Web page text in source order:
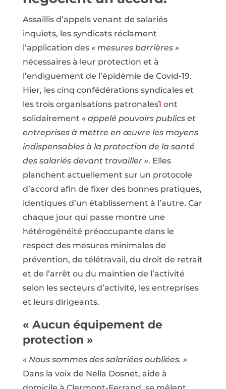
Assaillis d’appels venant de salariés
inquiets, les syndicats réclament
l’application des « mesures barrières »
nécessaires à leur protection et à
l’endiguement de l’épidémie de Covid-19.
Hier, les cinq confédérations syndicales et
les trois organisations patronales1 ont
solidairement « appelé pouvoirs publics et
entreprises à mettre en œuvre les moyens
indispensables à la protection de la santé
des salariés devant travailler ». Elles
planchent actuellement sur un protocole
d’accord afin de fixer des bonnes pratiques,
identiques d’un établissement à l’autre. Car
chaque jour qui passe montre une
hétérogénéité préoccupante dans le
respect des mesures minimales de
prévention, de télétravail, du droit de retrait
et de l’arrêt ou du maintien de l’activité
selon les secteurs d’activité, les entreprises
et leurs dirigeants.
« Aucun équipement de
protection »
« Nous sommes des salariées oubliées. »
Dans la voix de Nella Dosnet, aide à